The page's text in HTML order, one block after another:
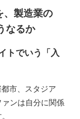
、製造業の
なるか
トでいう「入
市、スタジア
ンは自分に関係